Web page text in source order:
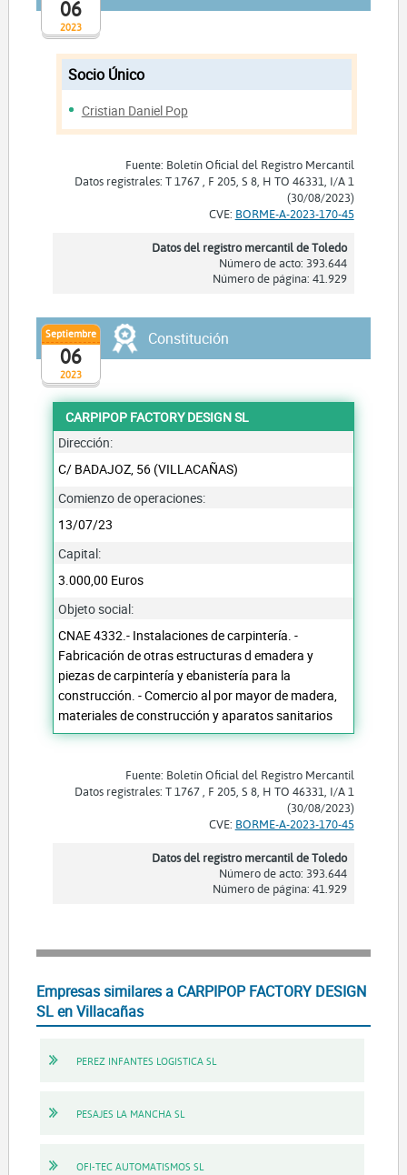
2023
06
Socio Único
Cristian Daniel Pop
Fuente: Boletín Oficial del Registro Mercantil
Datos registrales: T 1767 , F 205, S 8, H TO 46331, I/A 1
(30/08/2023)
CVE: BORME-A-2023-170-45
Datos del registro mercantil de Toledo
Número de acto: 393.644
Número de página: 41.929
2023
Septiembre
06
Constitución
CARPIPOP FACTORY DESIGN SL
Dirección:
C/ BADAJOZ, 56 (VILLACAÑAS)
Comienzo de operaciones:
13/07/23
Capital:
3.000,00 Euros
Objeto social:
CNAE 4332.- Instalaciones de carpintería. -
Fabricación de otras estructuras d emadera y
piezas de carpintería y ebanistería para la
construcción. - Comercio al por mayor de madera,
materiales de construcción y aparatos sanitarios
Fuente: Boletín Oficial del Registro Mercantil
Datos registrales: T 1767 , F 205, S 8, H TO 46331, I/A 1
(30/08/2023)
CVE: BORME-A-2023-170-45
Datos del registro mercantil de Toledo
Número de acto: 393.644
Número de página: 41.929
Empresas similares a CARPIPOP FACTORY DESIGN
SL en Villacañas
PEREZ INFANTES LOGISTICA SL
PESAJES LA MANCHA SL
OFI-TEC AUTOMATISMOS SL